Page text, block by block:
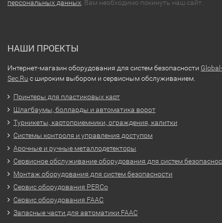
персональных данных , Вам необходимо покинуть наш сайт.
НАШИ ПРОЕКТЫ
Интернет-магазин оборудования для систем безопасности Global-
Sec.Ru с широким выбором и сервисным обслуживанием.
Принтеры для пластиковых карт
Шлагбаумы, болларды и автоматика ворот
Турникеты, картоприемники, ограждения, калитки
Системы контроля и управления доступом
Арочные и ручные металлодетекторы
Сервисное обслуживание оборудования для систем
Монтаж оборудования для систем безопасности
Сервис оборудования PERCo
Сервис оборудования FAAC
Запасные части для автоматики FAAC